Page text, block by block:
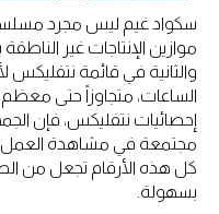
سكواد غيم ليس مجرد
موازين الإنتاجات غير الناطقة
والثانية في قائمة
الساعات، متجاوزاً حتى معظم
كل هذه الأرقام تجعل من
بسهولة.